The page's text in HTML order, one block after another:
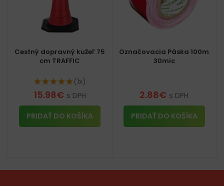
Cestný dopravný kužeľ 75
cm TRAFFIC
(1x)
15.98€ s DPH
PRIDAŤ DO KOŠÍKA
Označovacia Páska 100m
30mic
2.88€ s DPH
PRIDAŤ DO KOŠÍKA